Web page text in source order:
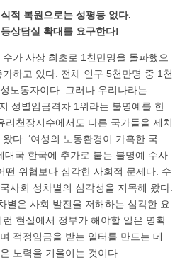
적 복원으로는 성평등 없다.
상담실 확대를 요구한다!
가 사상 최초로 1천만명을 돌파했으
하고 있다. 전체 인구 5천만명 중 1천
노동자이다. 그러나 우리나라는
성별임금격차 1위라는 불명예를 한
리천장지수에서도 다른 국가들을 제치
다. ‘여성의 노동환경이 가혹한 국
대국 한국에 추가로 붙는 불명예 수사
떤 위협보다 심각한 사회적 문제다. 수
사회 성차별의 심각성을 지목해 왔다.
별은 사회 발전을 저해하는 심각한 요
현실에서 정부가 해야할 일은 명확
적정임금을 받는 일터를 만드는 데
노력을 기울이는 것이다.